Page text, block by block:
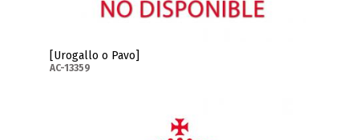
[Urogallo o Pavo]
AC-13359